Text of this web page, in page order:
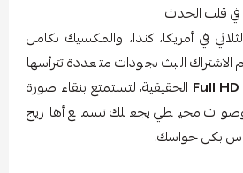
في أمريكا، كندا، والمكسيك بكامل
الاشتراك البث بجودات متعددة تترأسها
Full HD الحقيقية، لتستمتع بنقاء صورة
وصوت محيطي يجعلك تسمع أهازيج
بكل حواسك.